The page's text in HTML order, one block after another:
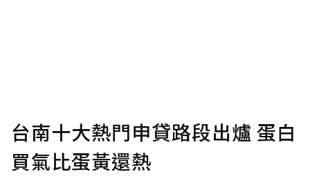
台南十大熱門申貸路段出爐 蛋白
買氣比蛋黃還熱